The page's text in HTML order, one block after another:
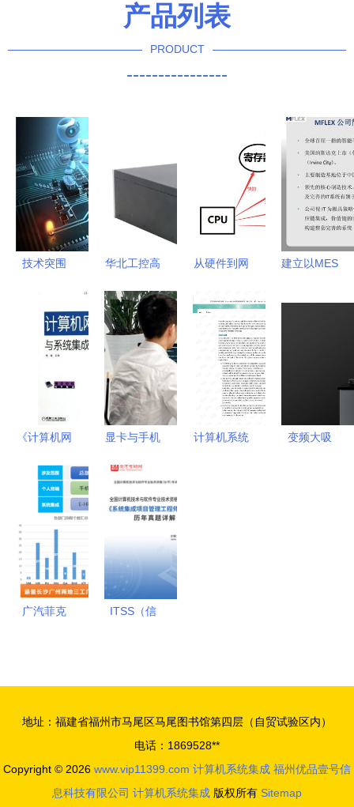
产品列表
PRODUCT
----------------
技术突围
到海外生长
——安防智
能化系统集
成新路径
华北工控高
计算机
为“智慧应
急”城市系
统建设保驾
护航
从硬件到网
核心基础综
合解析
建立以MES
《计算机网
成技术》
高职高专教
材的实用指
南与系统化
学习路径
显卡与手机
关系 && 系
统集成的角
计算机系统
变频大吸
广汽菲克
企业数字化
ITSS（信
地址：福建省福州市马尾区马尾图书馆第四层（自贸试验区内）
电话：1869528**
Copyright © 2026 www.vip11399.com 计算机系统集成 福州优品壹号信
息科技有限公司 计算机系统集成 版权所有 Sitemap